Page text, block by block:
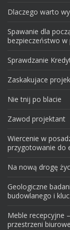
Dlaczego warto
Spawanie dla
bezpieczeństwo w
Sprawdzanie
Zaskakujace
Nie tnij po blacie
Zawod projektant
Wiercenie w
przygotowanie do
Na nową drogę
Geologiczne
budowlanego i
Meble recepcyjne
przestrzeni